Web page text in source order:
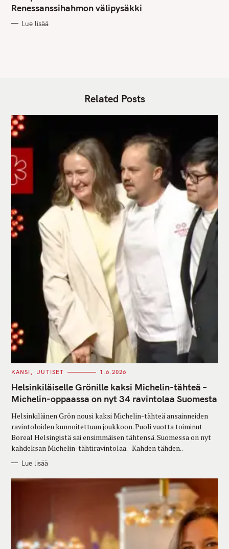
G
O
I
Renessanssihahmon välipysäkki
Lue lisää
Related Posts
C
T
E
G
O
I
E
S
KANSI UUTISET 1.6.2026
Helsinkiläiselle Grönille kaksi Michelin-tähteä –
Michelin-oppaassa on nyt 34 ravintolaa Suomesta
Helsinkiläinen Grön nousi kaksi Michelin-tähteä ansainneiden
ravintoloiden kunnoitettuun joukkoon. Puoli vuotta toiminut
Boreal Helsingistä sai ensimmäisen tähtensä. Suomessa on nyt
kahdeksan Michelin-tähtiravintolaa. Kahden tähden..
Lue lisää